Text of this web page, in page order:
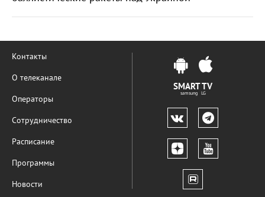
Контакты
О телеканале
Операторы
Сотрудничество
Расписание
Программы
Новости
SMART TV
samsung LG